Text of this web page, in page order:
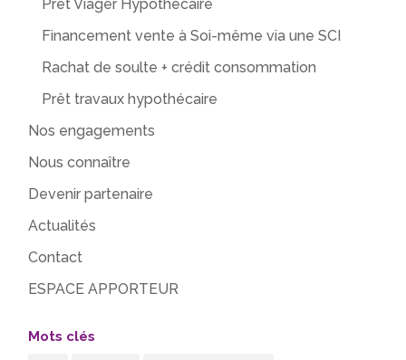
Prêt Viager Hypothécaire
Financement vente à Soi-même via une SCI
Rachat de soulte + crédit consommation
Prêt travaux hypothécaire
Nos engagements
Nous connaître
Devenir partenaire
Actualités
Contact
ESPACE APPORTEUR
Mots clés